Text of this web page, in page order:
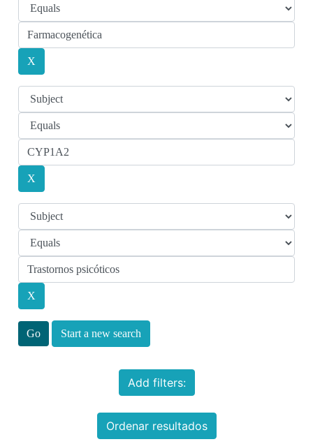
Start a new search
Add filters:
Ordenar resultados